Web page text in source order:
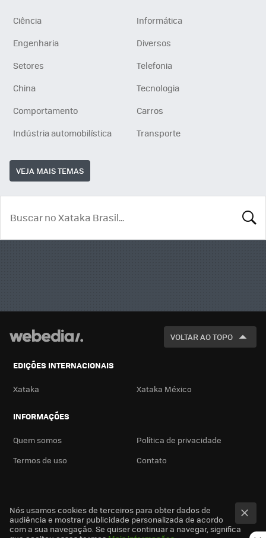
Ciência
Informática
Engenharia
Diversos
Setores
Telefonia
China
Tecnologia
Comportamento
Carros
Indústria automobilística
Transporte
VEJA MAIS TEMAS
VOLTAR AO TOPO
EDIÇÕES INTERNACIONAIS
Xataka Xataka México
INFORMAÇÕES
Quem somos
Política de privacidade
Termos de uso
Contato
Nós usamos cookies de terceiros para obter dados de
audiência e mostrar publicidade personalizada de acordo
com a sua navegação. Se quiser continuar a navegar, significa